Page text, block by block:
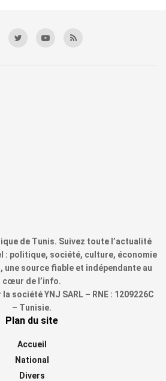
de Tunis. Suivez toute l’actualité
: politique, société, culture, économie
une source fiable et indépendante au
cœur de l’info.
société YNJ SARL – RNE : 1209226C
– Tunisie.
Plan du site
Accueil
National
Divers